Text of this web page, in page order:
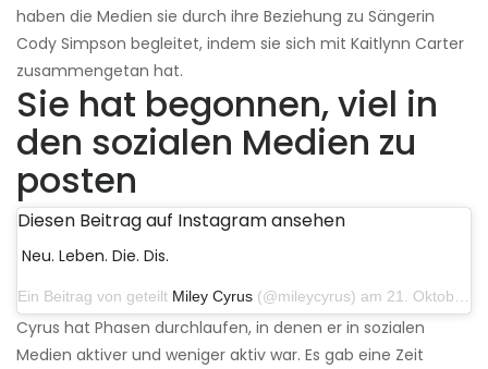
haben die Medien sie durch ihre Beziehung zu Sängerin
Cody Simpson begleitet, indem sie sich mit Kaitlynn Carter
zusammengetan hat.
Sie hat begonnen, viel in
den sozialen Medien zu
posten
Diesen Beitrag auf Instagram ansehen
Neu. Leben. Die. Dis.
Ein Beitrag von geteilt Miley Cyrus (@mileycyrus) am 21. Oktober 2019 um 12:31 Uhr PDT
Cyrus hat Phasen durchlaufen, in denen er in sozialen
Medien aktiver und weniger aktiv war. Es gab eine Zeit